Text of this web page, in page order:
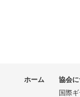
ホーム
協会
国際